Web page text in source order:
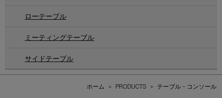
ローテーブル
ミーティングテーブル
サイドテーブル
ホーム > PRODUCTS > テーブル・コンソール